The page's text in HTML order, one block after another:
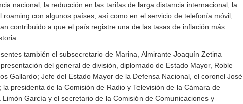
nacional, la reducción en las tarifas de larga distancia internacional, la
roaming con algunos países, así como en el servicio de telefonía móvil,
contribuido a que el país registre una de las tasas de inflación más
también el subsecretario de Marina, Almirante Joaquín Zetina
del general de división, diplomado de Estado Mayor, Roble
Gallardo; Jefe del Estado Mayor de la Defensa Nacional, el coronel José
la presidenta de la Comisión de Radio y Televisión de la Cámara de
Limón García y el secretario de la Comisión de Comunicaciones y